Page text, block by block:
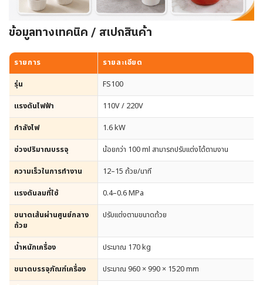
ข้อมูลทางเทคนิค / สเปกสินค้า
รายการ
รายละเอียด
รุ่น
FS100
แรงดันไฟฟ้า
110V / 220V
กำลังไฟ
1.6 kW
ช่วงปริมาณบรรจุ
น้อยกว่า 100 ml สามารถปรับแต่งได้ตามงาน
ความเร็วในการทำงาน
12–15 ถ้วย/นาที
แรงดันลมที่ใช้
0.4–0.6 MPa
ขนาดเส้นผ่านศูนย์กลาง
ถ้วย
ปรับแต่งตามขนาดถ้วย
น้ำหนักเครื่อง
ประมาณ 170 kg
ขนาดบรรจุภัณฑ์เครื่อง
ประมาณ 960 × 990 × 1520 mm